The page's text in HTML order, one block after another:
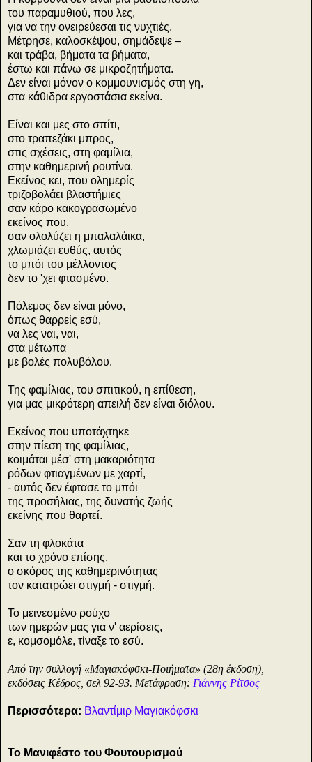
του παραμυθιού, που λες,
για να την ονειρεύεσαι τις νυχτιές.
Μέτρησε, καλοσκέψου, σημάδεψε –
και τράβα, βήματα τα βήματα,
έστω και πάνω σε μικροζητήματα.
Δεν είναι μόνον ο κομμουνισμός στη γη,
στα κάθιδρα εργοστάσια εκείνα.
Είναι και μες στο σπίτι,
στο τραπεζάκι μπρος,
στις σχέσεις, στη φαμίλια,
στην καθημερινή ρουτίνα.
Εκείνος κει, που ολημερίς
τριζοβολάει βλαστήμιες
σαν κάρο κακογρασωμένο
εκείνος που,
σαν ολολύζει η μπαλαλάικα,
χλωμιάζει ευθύς, αυτός
το μπόι του μέλλοντος
δεν το 'χει φτασμένο.
Πόλεμος δεν είναι μόνο,
όπως θαρρείς εσύ,
να λες ναι, ναι,
στα μέτωπα
με βολές πολυβόλου.
Της φαμίλιας, του σπιτικού, η επίθεση,
για μας μικρότερη απειλή δεν είναι διόλου.
Εκείνος που υποτάχτηκε
στην πίεση της φαμίλιας,
κοιμάται μέσ' στη μακαριότητα
ρόδων φτιαγμένων με χαρτί,
- αυτός δεν έφτασε το μπόι
της προσήλιας, της δυνατής ζωής
εκείνης που θαρτεί.
Σαν τη φλοκάτα
και το χρόνο επίσης,
ο σκόρος της καθημερινότητας
τον κατατρώει στιγμή - στιγμή.
Το μεινεσμένο ρούχο
των ημερών μας για ν' αερίσεις,
ε, κομσομόλε, τίναξε το εσύ.
Από την συλλογή «Μαγιακόφσκι-Ποιήματα» (28η έκδοση),
εκδόσεις Κέδρος, σελ 92-93. Μετάφραση: Γιάννης Ρίτσος
Περισσότερα: Βλαντίμιρ Μαγιακόφσκι
Το Μανιφέστο του Φουτουρισμού